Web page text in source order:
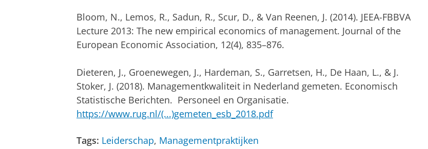
Bloom, N., Lemos, R., Sadun, R., Scur, D., & Van Reenen, J. (2014). JEEA-FBBVA
Lecture 2013: The new empirical economics of management. Journal of the
European Economic Association, 12(4), 835–876.
Dieteren, J., Groenewegen, J., Hardeman, S., Garretsen, H., De Haan, L., & J.
Stoker, J. (2018). Managementkwaliteit in Nederland gemeten. Economisch
Statistische Berichten. Personeel en Organisatie.
https://www.rug.nl/(...)gemeten_esb_2018.pdf
Tags: Leiderschap, Managementpraktijken